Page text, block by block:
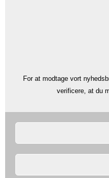
For at modtage vort
verificere, at du